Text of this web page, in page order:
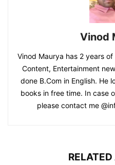
Vinod
Vinod Maurya has 2 years
Content, Entertainment
done B.Com in English. He
books in free time. In case
please contact me